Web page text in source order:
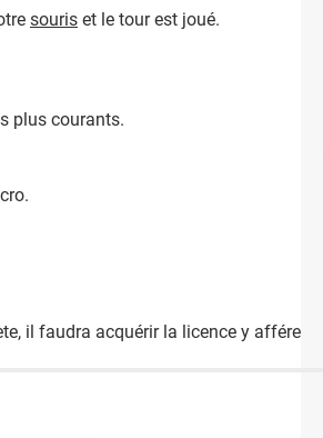
souris et le tour est joué.
plus courants.
il faudra acquérir la licence y afférente.